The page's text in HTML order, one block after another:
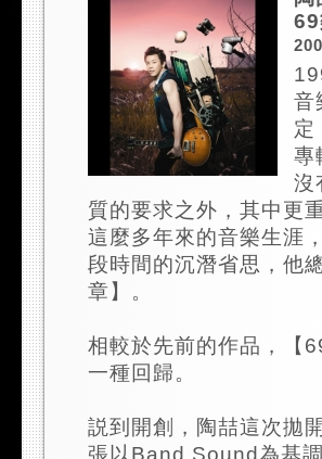
音
定
專
沒
質的要求之外，其中更
這麼多年來的音樂生涯
段時間的沉潛省思，他
章】。
相較於先前的作品，【
一種回歸。
説到開創，陶喆這次拋
張以Band Sound為基